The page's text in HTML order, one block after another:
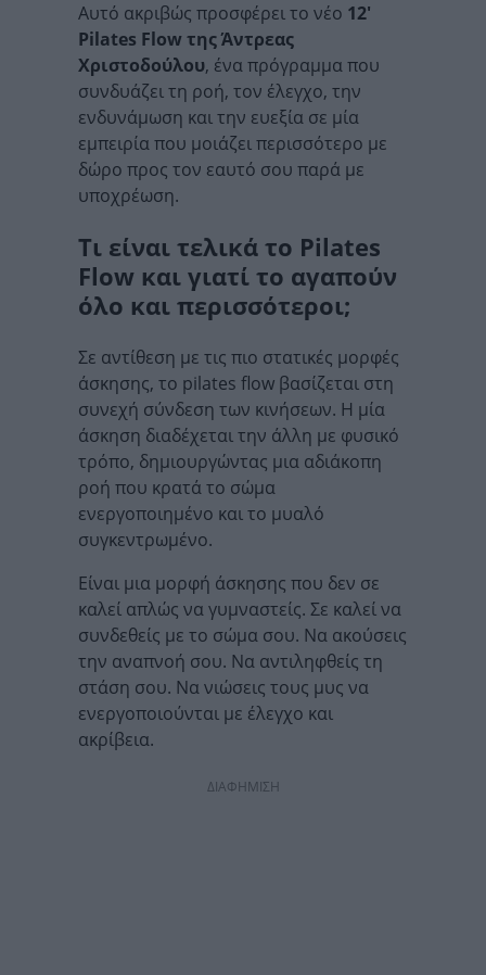
Αυτό ακριβώς προσφέρει το νέο 12′
Pilates Flow της Άντρεας
Χριστοδούλου, ένα πρόγραμμα που
συνδυάζει τη ροή, τον έλεγχο, την
ενδυνάμωση και την ευεξία σε μία
εμπειρία που μοιάζει περισσότερο με
δώρο προς τον εαυτό σου παρά με
υποχρέωση.
Τι είναι τελικά το Pilates
Flow και γιατί το αγαπούν
όλο και περισσότεροι;
Σε αντίθεση με τις πιο στατικές μορφές
άσκησης, το pilates flow βασίζεται στη
συνεχή σύνδεση των κινήσεων. Η μία
άσκηση διαδέχεται την άλλη με φυσικό
τρόπο, δημιουργώντας μια αδιάκοπη
ροή που κρατά το σώμα
ενεργοποιημένο και το μυαλό
συγκεντρωμένο.
Είναι μια μορφή άσκησης που δεν σε
καλεί απλώς να γυμναστείς. Σε καλεί να
συνδεθείς με το σώμα σου. Να ακούσεις
την αναπνοή σου. Να αντιληφθείς τη
στάση σου. Να νιώσεις τους μυς να
ενεργοποιούνται με έλεγχο και
ακρίβεια.
ΔΙΑΦΗΜΙΣΗ